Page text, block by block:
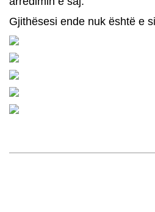
Gjithësesi ende nuk është e